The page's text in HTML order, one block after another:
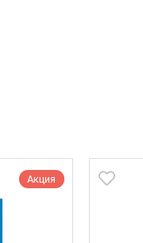
Акция